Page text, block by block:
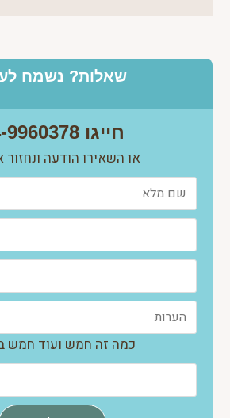
שאלות? נשמח
חייגו 04-9960378
או השאירו הודעה ונחזור
כמה זה חמש ועוד חמש